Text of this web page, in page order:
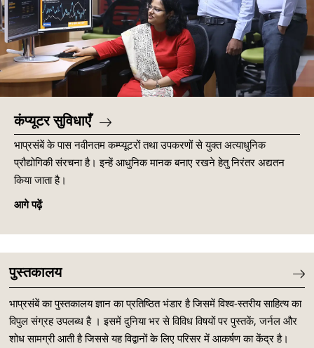
कंप्यूटर सुविधाएँ
भाप्रसंबें के पास नवीनतम कम्प्यूटरों तथा उपकरणों से युक्त अत्याधुनिक
प्रौद्योगिकी संरचना है। इन्हें आधुनिक मानक बनाए रखने हेतु निरंतर अद्यतन
किया जाता है।
आगे पढ़ें
पुस्तकालय
भाप्रसंबें का पुस्तकालय ज्ञान का प्रतिष्ठित भंडार है जिसमें विश्व-स्तरीय साहित्य का
विपुल संग्रह उपलब्ध है । इसमें दुनिया भर से विविध विषयों पर पुस्तकें, जर्नल और
शोध सामग्री आती है जिससे यह विद्वानों के लिए परिसर में आकर्षण का केंद्र है।